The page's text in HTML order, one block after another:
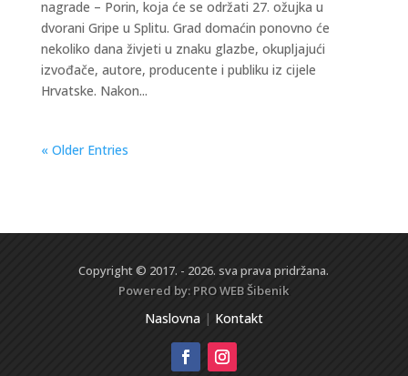
nagrade – Porin, koja će se održati 27. ožujka u
dvorani Gripe u Splitu. Grad domaćin ponovno će
nekoliko dana živjeti u znaku glazbe, okupljajući
izvođače, autore, producente i publiku iz cijele
Hrvatske. Nakon...
« Older Entries
Copyright © 2017. - 2026. sva prava pridržana.
Powered by: PRO WEBŠibenik
Naslovna| Kontakt